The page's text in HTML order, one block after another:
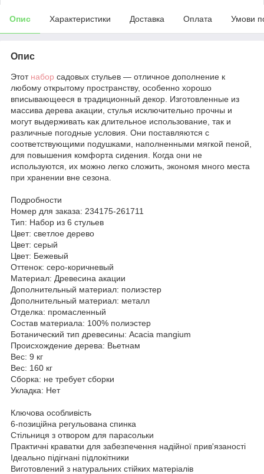
Опис Характеристики Доставка Оплата Умови
Опис
Этот набор садовых стульев — отличное дополнение к
любому открытому пространству, особенно хорошо
вписывающееся в традиционный декор. Изготовленные из
массива дерева акации, стулья исключительно прочны и
могут выдерживать как длительное использование, так и
различные погодные условия. Они поставляются с
соответствующими подушками, наполненными мягкой пеной,
для повышения комфорта сидения. Когда они не
используются, их можно легко сложить, экономя много места
при хранении вне сезона.
Подробности
Номер для заказа: 234175-261711
Тип: Набор из 6 стульев
Цвет: светлое дерево
Цвет: серый
Цвет: Бежевый
Оттенок: серо-коричневый
Материал: Древесина акации
Дополнительный материал: полиэстер
Дополнительный материал: металл
Отделка: промасленный
Состав материала: 100% полиэстер
Ботанический тип древесины: Acacia mangium
Происхождение дерева: Вьетнам
Вес: 9 кг
Вес: 160 кг
Сборка: не требует сборки
Укладка: Нет
Ключова особливість
6-позиційна регульована спинка
Стільниця з отвором для парасольки
Практичні краватки для забезпечення надійної прив'язаності
Ідеально підігнані підлокітники
Виготовлений з натуральних стійких матеріалів